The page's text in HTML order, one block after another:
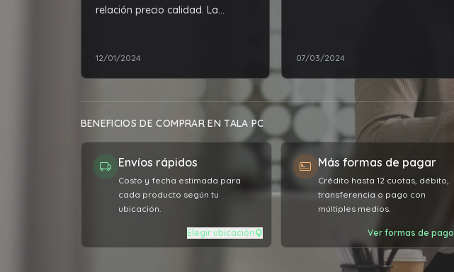
relación precio calidad. La
12/01/2024 07/03/2024
BENEFICIOS DE COMPRAR EN TALA PC
Envíos rápidos
Costo y fecha estimada para
cada producto según tu
ubicación.
Elegir ubicación
Más formas de pagar
Crédito hasta 12 cuotas, débito,
transferencia o pago con
múltiples medios.
Ver formas de pago